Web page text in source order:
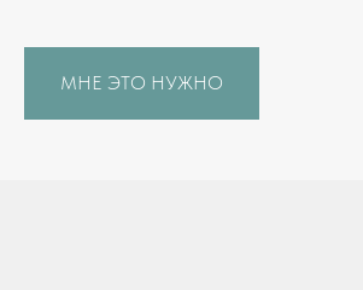
МНЕ ЭТО НУЖНО